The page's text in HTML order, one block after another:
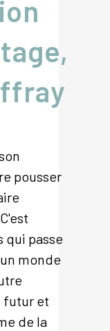
pousser
qui passe
monde
futur et
de la